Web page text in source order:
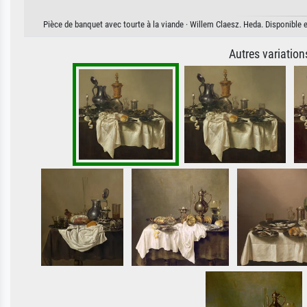
Pièce de banquet avec tourte à la viande · Willem Claesz. Heda.
Autres